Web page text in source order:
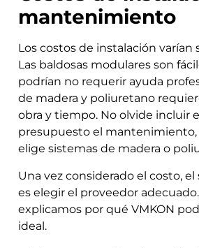
mantenimiento
Los costos de instalación varían
Las baldosas modulares son
podrían no requerir ayuda
de madera y poliuretano
obra y tiempo. No olvide incluir
presupuesto el
elige sistemas de madera o
Una vez considerado el costo,
es elegir el proveedor
explicamos por qué VMKON
ideal.